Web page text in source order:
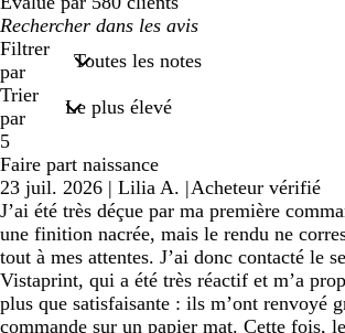
Mes
recherches
saisies
Filtrer
par
Trier
par
5
Faire part naissance
23 juil. 2026 | Lilia A. |Acheteur vérifié
J’ai été très déçue par ma première
une finition nacrée, mais le rendu ne
tout à mes attentes. J’ai donc contacté le
Vistaprint, qui a été très réactif et m’a
plus que satisfaisante : ils m’ont renvoyé
commande sur un papier mat. Cette fois,